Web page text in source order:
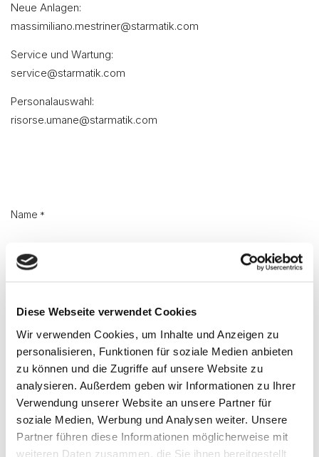
Diese Webseite verwendet Cookies
Wir verwenden Cookies, um Inhalte und Anzeigen zu
personalisieren, Funktionen für soziale Medien anbieten
zu können und die Zugriffe auf unsere Website zu
analysieren. Außerdem geben wir Informationen zu Ihrer
Verwendung unserer Website an unsere Partner für
soziale Medien, Werbung und Analysen weiter. Unsere
Partner führen diese Informationen möglicherweise mit
weiteren Daten zusammen, die Sie ihnen bereitgestellt
Neue Anlagen:
massimiliano.mestriner@starmatik.com
Service und Wartung:
service@starmatik.com
Personalauswahl:
risorse.umane@starmatik.com
Name *
Firma *
Telefon